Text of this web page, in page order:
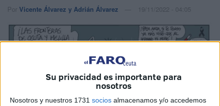
Su privacidad es importante para
nosotros
Nosotros y nuestros 1731 socios almacenamos y/o accedemos
Por Vicente Álvarez y Adrián Álvarez 19/11/2022 - 04:05